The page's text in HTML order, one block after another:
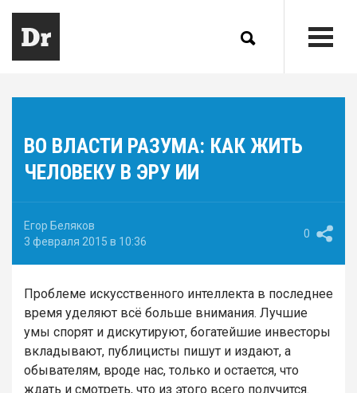
ВО ВЛАСТИ РАЗУМА: КАК ЖИТЬ
ЧЕЛОВЕКУ В ЭРУ ИИ
Егор Беляков
3 февраля 2015 в 10:36
0
Проблеме искусственного интеллекта в последнее
время уделяют всё больше внимания. Лучшие
умы спорят и дискутируют, богатейшие инвесторы
вкладывают, публицисты пишут и издают, а
обывателям, вроде нас, только и остается, что
ждать и смотреть, что из этого всего получится.